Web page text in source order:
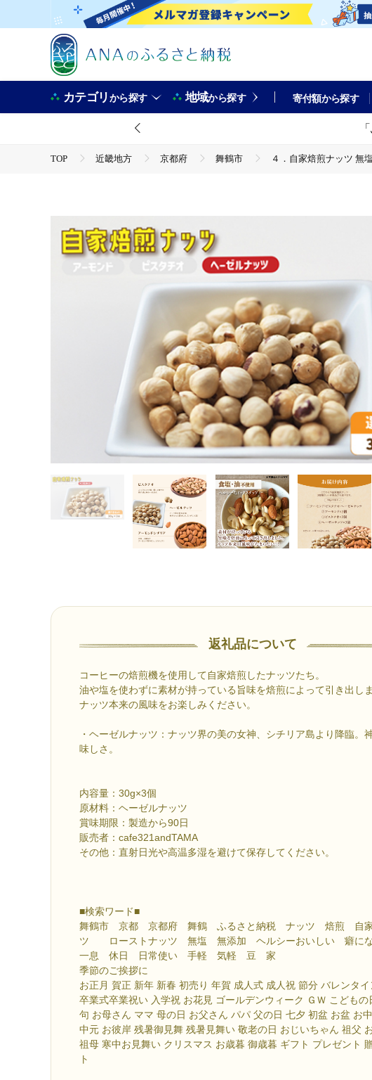
カテゴリから探す 地域から探す 寄付額から探す
TOP 近畿地方 京都府 舞鶴市
４．自家焙煎ナッツ 無
返礼品について
コーヒーの焙煎機を使用して自家焙煎したナッツたち。
油や塩を使わずに素材が持っている旨味を焙煎によって引き出しま
ナッツ本来の風味をお楽しみください。
・ヘーゼルナッツ：ナッツ界の美の女神、シチリア島より降臨。
味しさ。
内容量：30g×3個
原材料：ヘーゼルナッツ
賞味期限：製造から90日
販売者：cafe321andTAMA
その他：直射日光や高温多湿を避けて保存してください。
■検索ワード■
舞鶴市 京都 京都府 舞鶴 ふるさと納税 ナッツ 焙煎 自家
ツ ローストナッツ 無塩 無添加 ヘルシーおいしい 癖に
一息 休日 日常使い 手軽 気軽 豆 家
季節のご挨拶に
お正月 賀正 新年 新春 初売り 年賀 成人式 成人祝 節分 バレンタイ
卒業式卒業祝い 入学祝 お花見 ゴールデンウィーク ＧＷ こどもの
句 お母さん ママ 母の日 お父さん パパ 父の日 七夕 初盆 お盆 お
中元 お彼岸 残暑御見舞 残暑見舞い 敬老の日 おじいちゃん 祖父
祖母 寒中お見舞い クリスマス お歳暮 御歳暮 ギフト プレゼント
ト